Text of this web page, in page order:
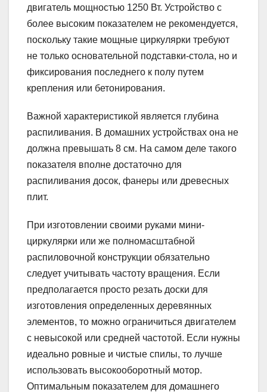
двигатель мощностью 1250 Вт. Устройство с
более высоким показателем не рекомендуется,
поскольку такие мощные циркулярки требуют
не только основательной подставки-стола, но и
фиксирования последнего к полу путем
крепления или бетонирования.
Важной характеристикой является глубина
распиливания. В домашних устройствах она не
должна превышать 8 см. На самом деле такого
показателя вполне достаточно для
распиливания досок, фанеры или древесных
плит.
При изготовлении своими руками мини-
циркулярки или же полномасштабной
распиловочной конструкции обязательно
следует учитывать частоту вращения. Если
предполагается просто резать доски для
изготовления определенных деревянных
элементов, то можно ограничиться двигателем
с невысокой или средней частотой. Если нужны
идеально ровные и чистые спилы, то лучше
использовать высокооборотный мотор.
Оптимальным показателем для домашнего